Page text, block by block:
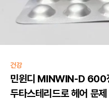
건강
민윈디 MINWIN-D 600
두타스테리드로 헤어 문